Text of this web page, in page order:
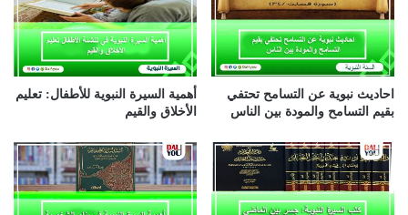
إ
ل
ك
ت
ي
احاديث نبوية عن التسامح تحتفي
بقيم التسامح والمودة بين الناس
أهمية السيرة النبوية للأطفال: تعليم
الأخلاق والقيم